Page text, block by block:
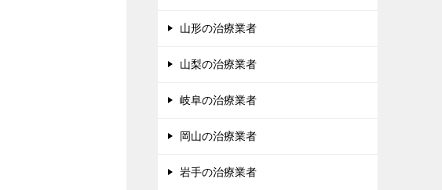
山形の治療業者
山梨の治療業者
岐阜の治療業者
岡山の治療業者
岩手の治療業者